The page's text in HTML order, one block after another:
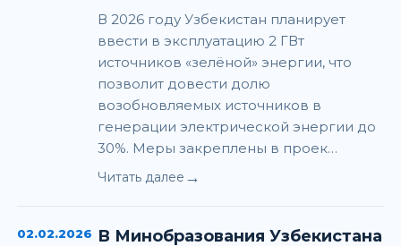
В 2026 году Узбекистан планирует
ввести в эксплуатацию 2 ГВт
источников «зелёной» энергии, что
позволит довести долю
возобновляемых источников в
генерации электрической энергии до
30%. Меры закреплены в проек…
Читать далее →
02.02.2026 В Минобразования Узбекистана